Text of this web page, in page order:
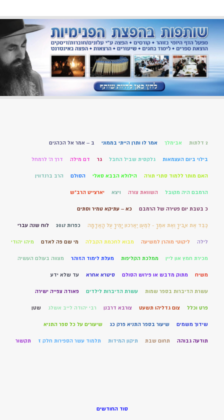
2 דלתות אבימלך אמר לו ותרן הייתי בממוני ב – אמר אל הכהנים
בילוי ביום העצמאות גלקסית שביל החבל גר דם מילה דרך ה' לרמחל
האם מותר ללמוד סתרי תורה הילולא הבבא סאלי הסולם הרב ברנדווין
הרמבם היה מקובל השוואת צורה ויצא יארצייט הרב"ש
כ בטבת יום פטירה של הרמבם כא – עתיקא טמיר וסתים
כַּבֵּד אֶת אָבִיךָ וְאֶת אִמֶּךָ - לְמַעַן יַאֲרִכוּן יָמֶיךָ עַל הָאֲדָמָה כפרות 2017 לוח שנה עברי
לילה ליקוטי מוהרן למשיעה מבוא לחכמת הקבלה מי שם פה לאדם מיהו יהודי
מכירת חמץ און ליין ממלכת הקליפות מעלת לימוד הזוהר מצווה בעולם העשיה
משיח מתוק מדבש או פירוש הסולם סיטרא אחרא עד שלא ידע
עשרת הדיברות בספר שמות עשרת הדיברות לילדים פאודה צפייה ישירה
פרט וכלל צום גדליהו תשעט צורבא דרבנן רבי יהודה לייב אשלג שטן
שידוך משמים שיעור בספר התניא פרק כג שיעורים על כל ספר התניא
תודעה גבוהה תחום שבת תיקון המידות תלמוד עשר הספירות חלק ז תקשור
סוד החודשים